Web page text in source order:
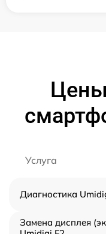
Услуга
Диагностика
Замена дисплея